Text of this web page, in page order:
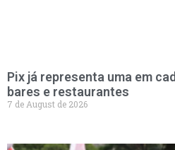
Pix já representa uma em
bares e restaurantes
7 de August de 2026